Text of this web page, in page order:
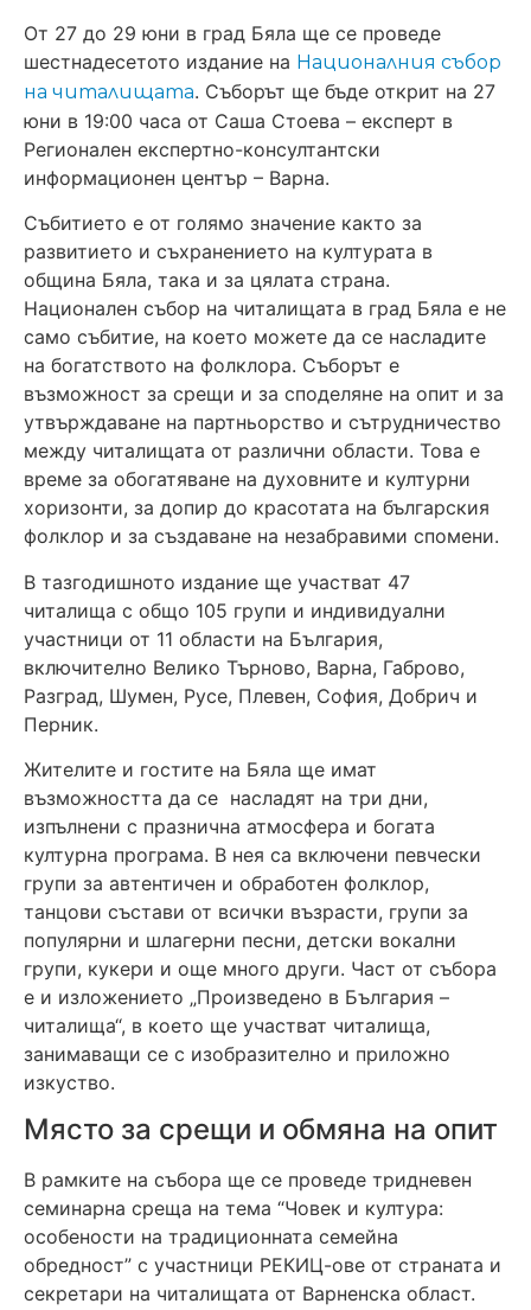
От 27 до 29 юни в град Бяла ще се проведе
шестнадесетото издание на Националния събор
на читалищата. Съборът ще бъде открит на 27
юни в 19:00 часа от Саша Стоева – експерт в
Регионален експертно-консултантски
информационен център – Варна.
Събитието е от голямо значение както за
развитието и съхранението на културата в
община Бяла, така и за цялата страна.
Национален събор на читалищата в град Бяла е не
само събитие, на което можете да се насладите
на богатството на фолклора. Съборът е
възможност за срещи и за споделяне на опит и за
утвърждаване на партньорство и сътрудничество
между читалищата от различни области. Това е
време за обогатяване на духовните и културни
хоризонти, за допир до красотата на българския
фолклор и за създаване на незабравими спомени.
В тазгодишното издание ще участват 47
читалища с общо 105 групи и индивидуални
участници от 11 области на България,
включително Велико Търново, Варна, Габрово,
Разград, Шумен, Русе, Плевен, София, Добрич и
Перник.
Жителите и гостите на Бяла ще имат
възможността да се насладят на три дни,
изпълнени с празнична атмосфера и богата
културна програма. В нея са включени певчески
групи за автентичен и обработен фолклор,
танцови състави от всички възрасти, групи за
популярни и шлагерни песни, детски вокални
групи, кукери и още много други. Част от събора
е и изложението „Произведено в България –
читалища“, в което ще участват читалища,
занимаващи се с изобразително и приложно
изкуство.
Място за срещи и обмяна на опит
В рамките на събора ще се проведе тридневен
семинарна среща на тема “Човек и култура:
особености на традиционната семейна
обредност” с участници РЕКИЦ-ове от страната и
секретари на читалищата от Варненска област.